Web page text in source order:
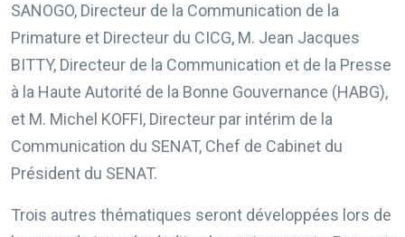
SANOGO, Directeur de la Communication de la
Primature et Directeur du CICG, M. Jean Jacques
BITTY, Directeur de la Communication et de la Presse
à la Haute Autorité de la Bonne Gouvernance (HABG),
et M. Michel KOFFI, Directeur par intérim de la
Communication du SENAT, Chef de Cabinet du
Président du SENAT.
Trois autres thématiques seront développées lors de